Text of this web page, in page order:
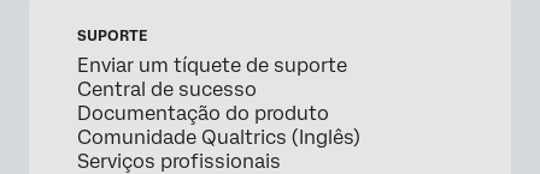
SUPORTE
Enviar um tíquete de suporte
Central de sucesso
Documentação do produto
Comunidade Qualtrics (Inglês)
Serviços profissionais